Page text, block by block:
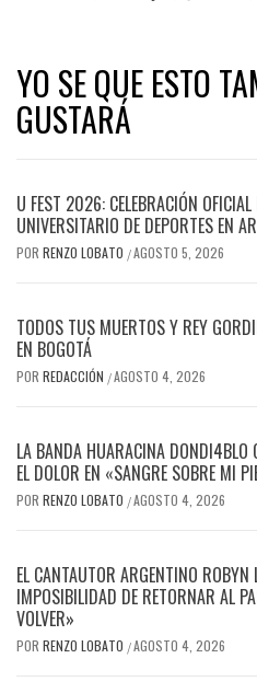
YO SE QUE ESTO
GUSTARÁ
U FEST 2026: CELEBRACIÓN
UNIVERSITARIO DE DEPORTES EN
POR RENZO LOBATO /AGOSTO 5, 2026
TODOS TUS MUERTOS Y REY
EN BOGOTÁ
POR REDACCIÓN /AGOSTO 4, 2026
LA BANDA HUARACINA DONDI4BLO
EL DOLOR EN «SANGRE SOBRE MI
POR RENZO LOBATO /AGOSTO 4, 2026
EL CANTAUTOR ARGENTINO ROBYN
IMPOSIBILIDAD DE RETORNAR AL
VOLVER»
POR RENZO LOBATO /AGOSTO 4, 2026